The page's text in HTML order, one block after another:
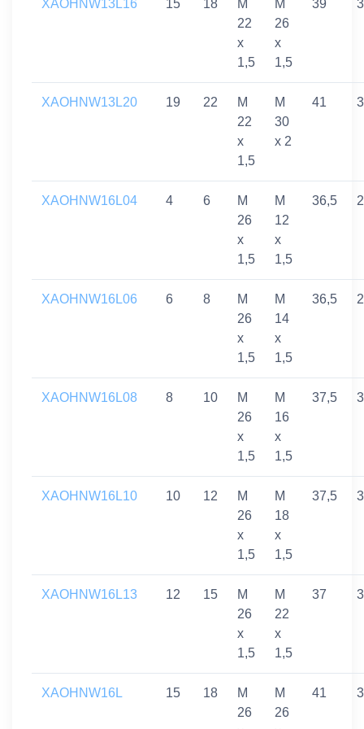
XAOHNW13L16 15 18
M
22
x
1,5
M
26
x
1,5
39
XAOHNW13L20 19 22
M
22
x
1,5
M
30
x 2
41
XAOHNW16L04 4 6
M
26
x
1,5
M
12
x
1,5
36,5
XAOHNW16L06 6 8
M
26
x
1,5
M
14
x
1,5
36,5
XAOHNW16L08 8 10
M
26
x
1,5
M
16
x
1,5
37,5
XAOHNW16L10 10 12
M
26
x
1,5
M
18
x
1,5
37,5
XAOHNW16L13 12 15
M
26
x
1,5
M
22
x
1,5
37
XAOHNW16L 15 18
M
26
M
26
41